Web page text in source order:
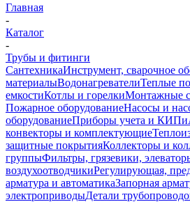
Главная
-
Каталог
-
Трубы и фитинги
СантехникаИнструмент, сварочное
материалыВодонагревателиТеплые
емкостиКотлы и горелкиМонтажные
Пожарное оборудованиеНасосы и
оборудованиеПриборы учета и
конвекторы и комплектующие
защитные покрытияКоллекторы и
группыФильтры, грязевики,
воздухоотводчикиРегулирующая,
арматура и автоматикаЗапорная
электроприводыДетали